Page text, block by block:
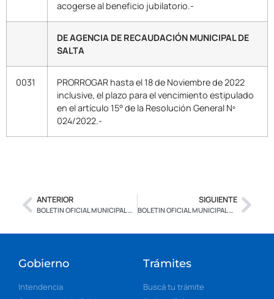
acogerse al beneficio jubilatorio.-
DE AGENCIA DE RECAUDACIÓN MUNICIPAL DE
SALTA
0031
PRORROGAR hasta el 18 de Noviembre de 2022
inclusive, el plazo para el vencimiento estipulado
en el artículo 15° de la Resolución General Nº
024/2022.-
ANTERIOR
BOLETIN OFICIAL MUNICIPAL N° 2.522 EDICION ESPECIAL – CON FIRMA DIGITAL
SIGUIENTE
BOLETIN OFICIAL MUNICIPAL N° 2.523 BIS – EDICION ESPECIAL – CON FIRMA DIGITAL
Gobierno
Intendencia
Trámites
Buscá tu trámite